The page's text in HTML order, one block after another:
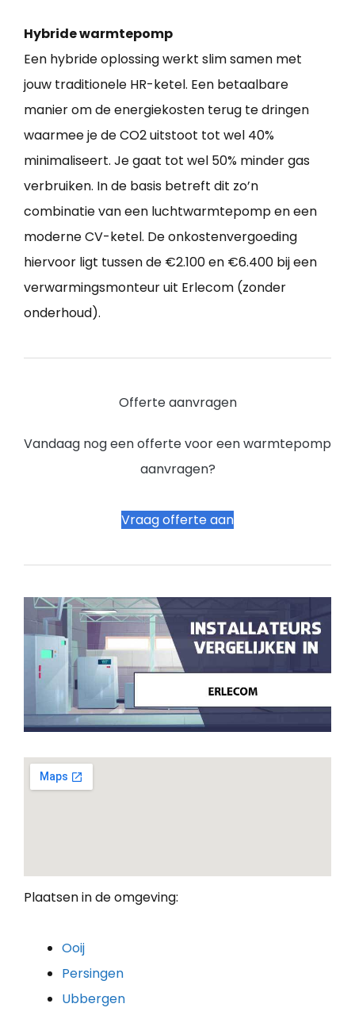
Hybride warmtepomp
Een hybride oplossing werkt slim samen met
jouw traditionele HR-ketel. Een betaalbare
manier om de energiekosten terug te dringen
waarmee je de CO2 uitstoot tot wel 40%
minimaliseert. Je gaat tot wel 50% minder gas
verbruiken. In de basis betreft dit zo’n
combinatie van een luchtwarmtepomp en een
moderne CV-ketel. De onkostenvergoeding
hiervoor ligt tussen de €2.100 en €6.400 bij een
verwarmingsmonteur uit Erlecom (zonder
onderhoud).
Offerte aanvragen
Vandaag nog een offerte voor een warmtepomp
aanvragen?
Vraag offerte aan
Plaatsen in de omgeving:
Ooij
Persingen
Ubbergen